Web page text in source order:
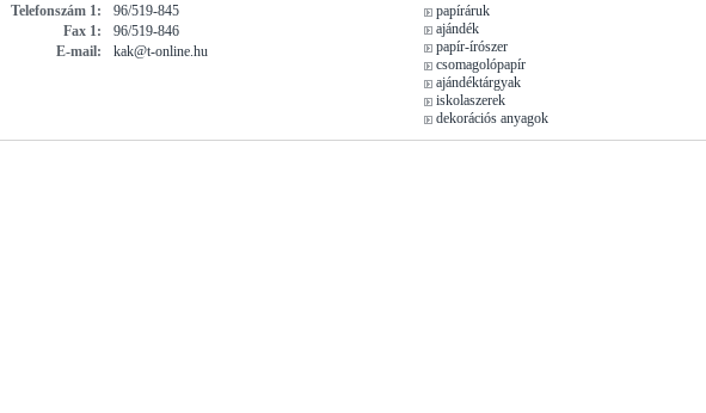
Telefonszám 1:
96/519-845
Fax 1:
96/519-846
E-mail:
kak@t-online.hu
papíráruk
ajándék
papír-írószer
csomagolópapír
ajándéktárgyak
iskolaszerek
dekorációs anyagok